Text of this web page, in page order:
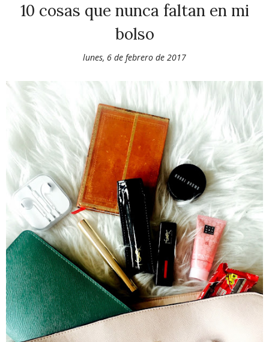
10 cosas que nunca faltan en mi
bolso
lunes, 6 de febrero de 2017